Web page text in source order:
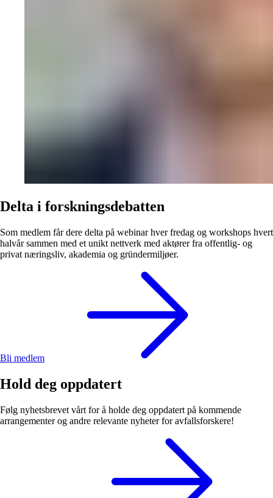
Delta i forskningsdebatten
Som medlem får dere delta på webinar hver fredag og workshops hvert
halvår sammen med et unikt nettverk med aktører fra offentlig- og
privat næringsliv, akademia og gründermiljøer.
Bli medlem
Hold deg oppdatert
Følg nyhetsbrevet vårt for å holde deg oppdatert på kommende
arrangementer og andre relevante nyheter for avfallsforskere!